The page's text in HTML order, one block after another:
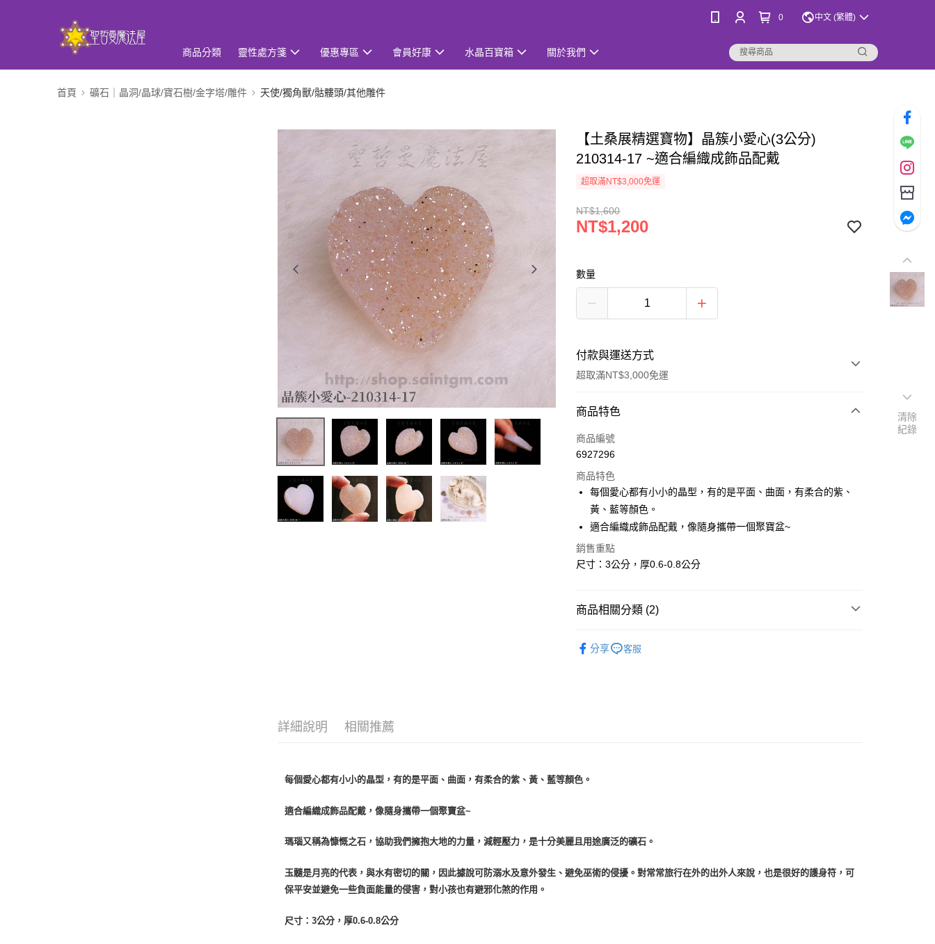
0 中文 (繁體)
商品分類 靈性處方箋 優惠專區 會員好康 水晶百寶箱 關於我們
首頁 礦石｜晶洞/晶球/寶石樹/金字塔/雕件 天使/獨角獸/骷髏頭/其他雕件
【土桑展精選寶物】晶簇小愛心(3公分)
210314-17 ~適合編織成飾品配戴
超取滿NT$3,000免運
NT$1,600
NT$1,200
數量
付款與運送方式
超取滿NT$3,000免運
付款方式
信用卡一次付款
LINE Pay
Apple Pay
悠遊付
付款後門市自取
商品特色
商品編號
6927296
商品特色
每個愛心都有小小的晶型，有的是平面、曲面，有柔合的紫、
黃、藍等顏色。
適合編織成飾品配戴，像隨身攜帶一個聚寶盆~
銷售重點
尺寸：3公分，厚0.6-0.8公分
商品相關分類 (2)
雕件分享 客服
詳細說明 相關推薦
每個愛心都有小小的晶型，有的是平面、曲面，有柔合的紫、黃、藍等顏色。
適合編織成飾品配戴，像隨身攜帶一個聚寶盆~
瑪瑙又稱為慷慨之石，協助我們擁抱大地的力量，減輕壓力，是十分美麗且用途廣泛的礦石。
玉髓是月亮的代表，與水有密切的關，因此據說可防溺水及意外發生、避免巫術的侵擾。對常常旅行在外的出外人來說，也是很好的護身符，可
保平安並避免一些負面能量的侵害，對小孩也有避邪化煞的作用。
尺寸：3公分，厚0.6-0.8公分
清除
紀錄